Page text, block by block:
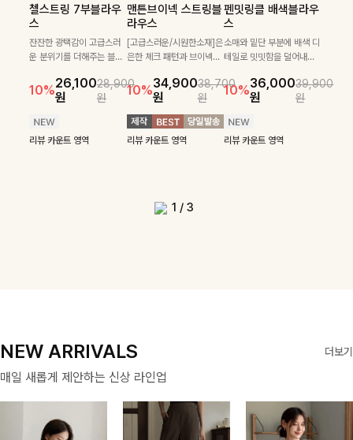
첼스트링 7부블라우
스
잔잔한 광택감이 고급스러
운 분위기를 더해주는 블라
프릴 밑단이 자연스럽게 실
루엣을 살려주며, 여유로운
스러운 무드를 완성해준답
니다 🤍
10%26,100
원
28,900
원
리뷰 카운트 영역
맨튼브이넥 스트링블
라우스
[고급스러운/시원한소재]은
은한 체크 패턴과 브이넥으
로 고급스러운 디테일을 넣
었으며 밑단스트링으로 핏
을 더욱 깔끔하게 잡아주는
블라우스예요 :)
10%34,900
원
38,700
원
리뷰 카운트 영역
펜밋링클 배색블라우
스
소매와 밑단 부분에 배색 디
테일로 밋밋함을 덜어내고
클 소재로 구김 걱정없이 즐
길 수 있는 블라우스랍니
10%36,000
원
39,900
원
리뷰 카운트 영역
켐펜던트 꽈배기니트
꽈배기 짜임에 미니 펜던트
로 센스있는 아웃핏을 완성
해주는 반팔니트예요- 소프
방 소재로 누구나 부담없이
입기 좋아요
15%원
원
리뷰 카운트 영역
칠스트라이프 카라7
부니트
[골드버튼/클래식무드🤍]
스트라이프 패턴으로 데일
이템입니다 카라넥 디자인
으로 깔끔한 이미지로 만들
어 주는 7부 니트입니다 ~
10%31,900
원
35,400
원
리뷰 카운트 영역
폴딘울 골지유넥니트
[여리핏/가벼운착용감]은은
하게 더해진 울 함유 소재로
포근하면서도 가볍게 착용
짜임 디테일이 슬림한 실루
엣을 연출해주며, 부드러운
로 즐기기 좋답니다🤍
10%원
원
리뷰 카운트 영역
필첸체크 스트링블라
우스+플레어스커트
SET
[활용도 좋은 투피스]은은한
테일이 어우러진 투피스 세
트입니다. 여유로운 상의와
풍성하게 퍼지는 롱스커트가
론, 단품으로도 다양하게 활
42,900
원
49,800
특스트라이프 링클원
피스+스트링자켓
SET
가볍고 시원한 링클 원피스
성되어 코디 고민 없이 완성
도 높은 스타일링을 연출해
주는 아이템 🤍 따로 또 같
이 활용하기 좋아 실용적이
며, 스트링 디테일로 다양한
69,900
원
79,400
원
헨틴링클 날개티셔츠
+치마바지SET
[텐션감↑/구김↓]가볍게
입기만 해도 코디가 완성되
럽게 퍼지는 프릴 날개 소매
가 우아한 포인트를 더해드
립니다💕 잔잔한 링클 텍스
처 소재와 편안한 허리밴딩
으로 하루 종일 산뜻하고 쾌
12%29,900
원
33,900
원
리뷰 카운트 영역
1 / 3
NEW ARRIVALS 더보기
매일 새롭게 제안하는 신상 라인업